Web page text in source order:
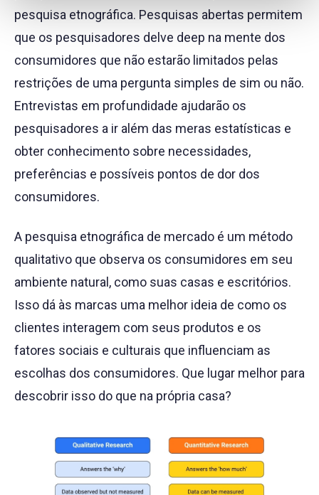
pesquisa etnográfica. Pesquisas abertas permitem
que os pesquisadores delve deep na mente dos
consumidores que não estarão limitados pelas
restrições de uma pergunta simples de sim ou não.
Entrevistas em profundidade ajudarão os
pesquisadores a ir além das meras estatísticas e
obter conhecimento sobre necessidades,
preferências e possíveis pontos de dor dos
consumidores.
A pesquisa etnográfica de mercado é um método
qualitativo que observa os consumidores em seu
ambiente natural, como suas casas e escritórios.
Isso dá às marcas uma melhor ideia de como os
clientes interagem com seus produtos e os
fatores sociais e culturais que influenciam as
escolhas dos consumidores. Que lugar melhor para
descobrir isso do que na própria casa?